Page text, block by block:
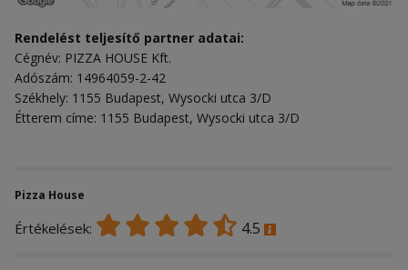
Rendelést teljesítő partner adatai:
Cégnév: PIZZA HOUSE Kft.
Adószám: 14964059-2-42
Székhely: 1155 Budapest, Wysocki utca 3/D
Étterem címe: 1155 Budapest, Wysocki utca 3/D
Pizza House
Értékelések: 4.5